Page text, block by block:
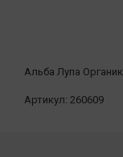
Альба Лупа Органик
Артикул: 260609